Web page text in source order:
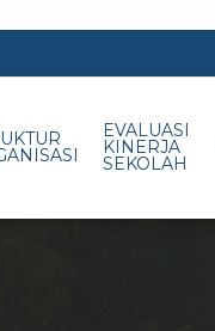
EVALUASI
KINERJA
SEKOLAH